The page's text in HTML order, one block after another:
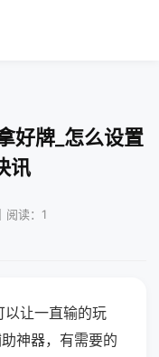
好牌_怎么设置
讯
读：1
以让一直输的玩
神器，有需要的